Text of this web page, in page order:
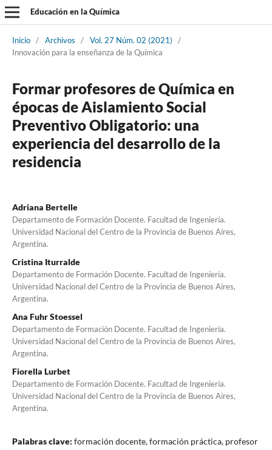
Educación en la Química
Inicio / Archivos / Vol. 27 Núm. 02 (2021)
/
Innovación para la enseñanza de la Química
Formar profesores de Química en
épocas de Aislamiento Social
Preventivo Obligatorio: una
experiencia del desarrollo de la
residencia
Adriana Bertelle
Departamento de Formación Docente. Facultad de Ingeniería.
Universidad Nacional del Centro de la Provincia de Buenos Aires,
Argentina.
Cristina Iturralde
Departamento de Formación Docente. Facultad de Ingeniería.
Universidad Nacional del Centro de la Provincia de Buenos Aires,
Argentina.
Ana Fuhr Stoessel
Departamento de Formación Docente. Facultad de Ingeniería.
Universidad Nacional del Centro de la Provincia de Buenos Aires,
Argentina.
Fiorella Lurbet
Departamento de Formación Docente. Facultad de Ingeniería.
Universidad Nacional del Centro de la Provincia de Buenos Aires,
Argentina.
Palabras clave: formación docente, formación práctica, profesor